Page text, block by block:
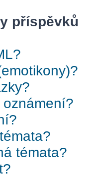
příspěvků
témata?